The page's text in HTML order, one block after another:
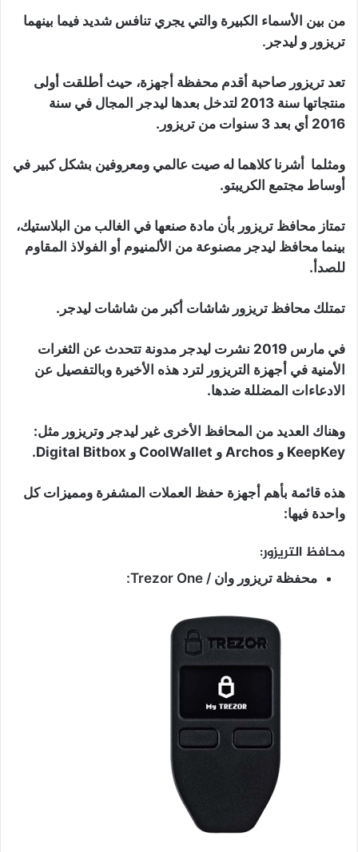
من بين الأسماء الكبيرة والتي يجري تنافس شديد فيما بينهما
تريزور و ليدجر.
تعد تريزور صاحبة أقدم محفظة أجهزة، حيث أطلقت أولى
منتجاتها سنة 2013 لتدخل بعدها ليدجر المجال في سنة
2016 أي بعد 3 سنوات من تريزور.
ومثلما أشرنا كلاهما له صيت عالمي ومعروفين بشكل كبير في
أوساط مجتمع الكريبتو.
تمتاز محافظ تريزور بأن مادة صنعها في الغالب من البلاستيك،
بينما محافظ ليدجر مصنوعة من الألمنيوم أو الفولاذ المقاوم
للصدأ.
تمتلك محافظ تريزور شاشات أكبر من شاشات ليدجر.
في مارس 2019 نشرت ليدجر مدونة تتحدث عن الثغرات
الأمنية في أجهزة التريزور لترد هذه الأخيرة وبالتفصيل عن
الادعاءات المضللة ضدها.
وهناك العديد من المحافظ الأخرى غير ليدجر وتريزور مثل:
KeepKey و Archos و CoolWallet و Digital Bitbox.
هذه قائمة بأهم أجهزة حفظ العملات المشفرة ومميزات كل
واحدة فيها:
محافظ التريزور:
محفظة تريزور وان / Trezor One: